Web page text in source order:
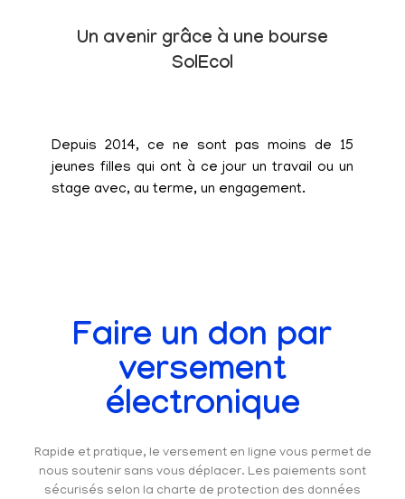
Un avenir grâce à une bourse
SolEcol
Depuis 2014, ce ne sont pas moins de 15
jeunes filles qui ont à ce jour un travail ou un
stage avec, au terme, un engagement.
Faire un don par
versement
électronique
Rapide et pratique, le versement en ligne vous permet de
nous soutenir sans vous déplacer. Les paiements sont
sécurisés selon la charte de protection des données